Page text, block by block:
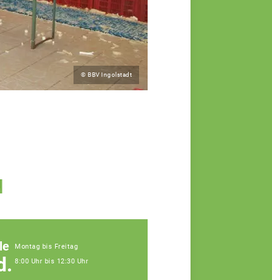
© BBV Ingolstadt
Montag bis Freitag
8:00 Uhr bis 12:30 Uhr